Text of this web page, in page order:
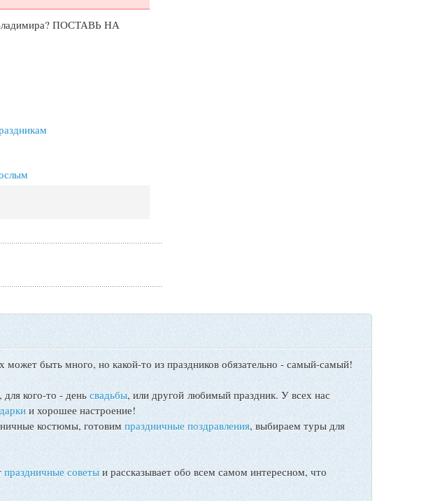
ПОСТАВЬ НА
может быть много, но какой-то из праздников обязательно - самый-самый!
, для кого-то - день свадьбы, или другой любимый праздник. У всех нас
и хорошее настроение!
костюмы, готовим праздничные поздравления, выбираем туры для
праздничные советыи рассказывает обо всем самом интересном, что